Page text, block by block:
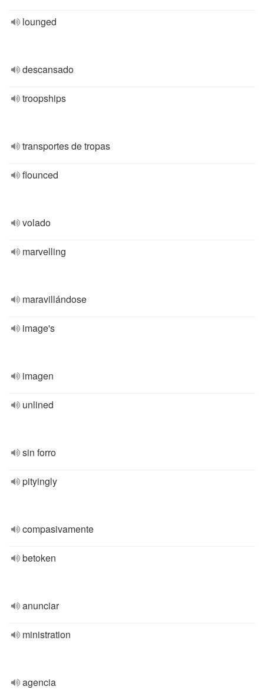
lounged
descansado
troopships
transportes de tropas
flounced
volado
marvelling
maravillándose
image's
imagen
unlined
sin forro
pityingly
compasivamente
betoken
anunciar
ministration
agencia